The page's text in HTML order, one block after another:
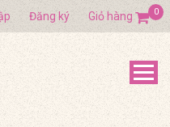
Đăng ký Giỏ hàng 0